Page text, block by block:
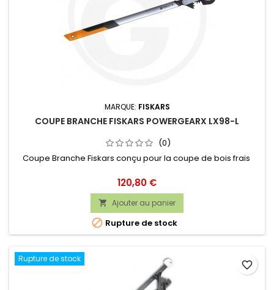
MARQUE: FISKARS
COUPE BRANCHE FISKARS POWERGEARX LX98-L
(0)
Coupe Branche Fiskars conçu pour la coupe de bois frais
Prix
120,80 €
 Ajouter au panier
 Rupture de stock
Rupture de stock
favorite_border